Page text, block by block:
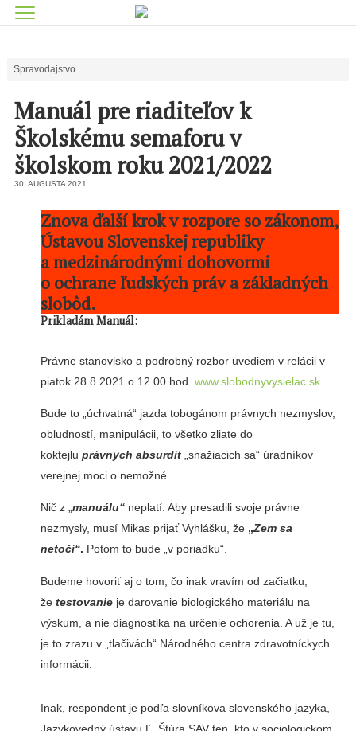
Spravodajstvo
Manuál pre riaditeľov k
Školskému semaforu v
školskom roku 2021/2022
30. AUGUSTA 2021
Znova ďalší krok v rozpore so zákonom,
Ústavou Slovenskej republiky
a medzinárodnými dohovormi
o ochrane ľudských práv a základných
slobôd.
Prikladám Manuál:
Právne stanovisko a podrobný rozbor uvediem v relácii v
piatok 28.8.2021 o 12.00 hod. www.slobodnyvysielac.sk
Bude to „úchvatná“ jazda tobogánom právnych nezmyslov,
obludností, manipulácii, to všetko zliate do
koktejlu právnych absurdít„snažiacich sa“ úradníkov
verejnej moci o nemožné.
Nič z „manuálu“neplatí. Aby presadili svoje právne
nezmysly, musí Mikas prijať Vyhlášku, že „Zem sa
netočí“. Potom to bude „v poriadku“.
Budeme hovoriť aj o tom, čo inak vravím od začiatku,
že testovanie je darovanie biologického materiálu na
výskum, a nie diagnostika na určenie ochorenia. A už je tu,
je to zrazu v „tlačivách“ Národného centra zdravotníckych
informácii:
Inak, respondent je podľa slovníkova slovenského jazyka,
Jazykovedný ústavu Ľ. Štúra SAV ten, kto v sociologickom